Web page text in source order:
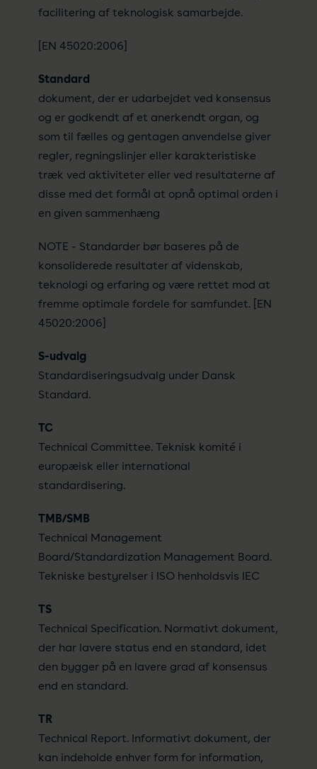
facilitering af teknologisk samarbejde.
[EN 45020:2006]
Standard
dokument, der er udarbejdet ved konsensus
og er godkendt af et anerkendt organ, og
som til fælles og gentagen anvendelse giver
regler, regningslinjer eller karakteristiske
træk ved aktiviteter eller ved resultaterne af
disse med det formål at opnå optimal orden i
en given sammenhæng
NOTE - Standarder bør baseres på de
konsoliderede resultater af videnskab,
teknologi og erfaring og være rettet mod at
fremme optimale fordele for samfundet. [EN
45020:2006]
S-udvalg
Standardiseringsudvalg under Dansk
Standard.
TC
Technical Committee. Teknisk komité i
europæisk eller international
standardisering.
TMB/SMB
Technical Management
Board/Standardization Management Board.
Tekniske bestyrelser i ISO henholdsvis IEC
TS
Technical Specification. Normativt dokument,
der har lavere status end en standard, idet
den bygger på en lavere grad af konsensus
end en standard.
TR
Technical Report. Informativt dokument, der
kan indeholde enhver form for information,